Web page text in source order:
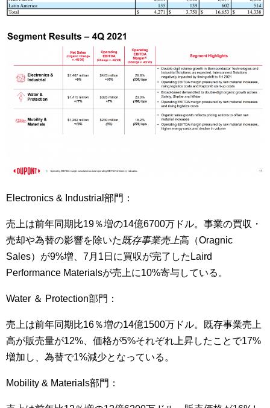
Electronics & Industrial部門：
売上は前年同期比19％増の14億6700万ドル。事業の買収・
売却や為替の影響を除いた既存事業売上高（Oragnic
Sales）が9%増、7月1日に買収が完了したLaird
Performance Materialsが売上に10%寄与している。
Water ＆ Protection部門：
売上は前年同期比16％増の14億1500万ドル。既存事業売上
高が販売量が12%、価格が5%それぞれ上昇したことで17%
増加し、為替で1%減少となっている。
Mobility & Materials部門：